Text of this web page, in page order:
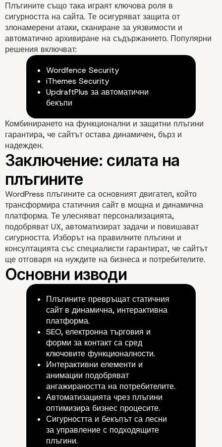
Автоматизация и
интелигентни решения
Сигурност и
Плъгините също така играят ключова роля в
сигурността на сайта. Те осигуряват защита от
злонамерени атаки, сканиране за уязвимости и
автоматично архивиране на съдържанието. Популярни
решения включват:
Wordfence Security
iThemes Security
UpdraftPlus за автоматични
бекъпи
Комбинирането на функционални и защитни плъгини
гарантира, че сайтът остава динамичен, бърз и
надежден.
WordPress плъгините са основният двигател, който
трансформира статичния сайт в мощна и динамична
платформа. Те улесняват персонализацията,
подобряват UX, автоматизират задачи и повишават
сигурността. Изборът на правилните плъгини и
консултацията със специалисти гарантират, че сайтът
ще отговаря на нуждите на бизнеса и потребителите.
Плъгините превръщат статичния
сайт в динамична, интерактивна
платформа.
SEO, електронна търговия и
форми за контакт са сред
ключовите функционалности.
Интерактивни елементи и
анимации подобряват
ангажираността на потребителите.
Автоматизацията чрез плъгини
оптимизира бизнес процесите.
Сигурността и бекъпът са лесни
за управление с подходящите
плъгини.